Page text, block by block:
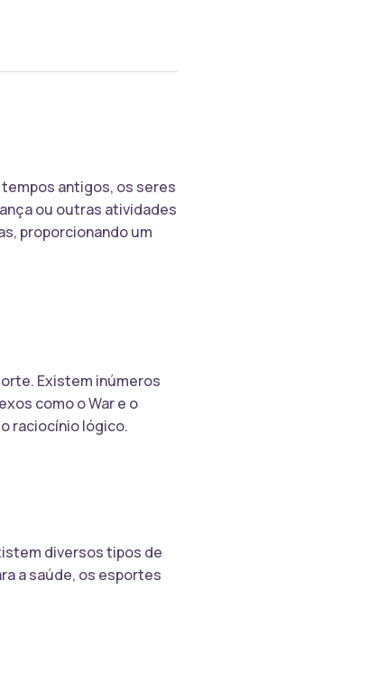
antigos, os seres
ou outras atividades
proporcionando um
Existem inúmeros
como o War e o
raciocínio lógico.
diversos tipos de
a saúde, os esportes